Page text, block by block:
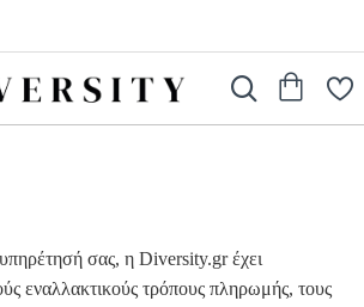
σας, η Diversity.gr έχει
εναλλακτικούς τρόπους πληρωμής, τους